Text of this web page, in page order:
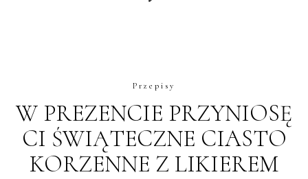
Przepisy
W PREZENCIE PRZYNIOSĘ
CI ŚWIĄTECZNE CIASTO
KORZENNE Z LIKIEREM